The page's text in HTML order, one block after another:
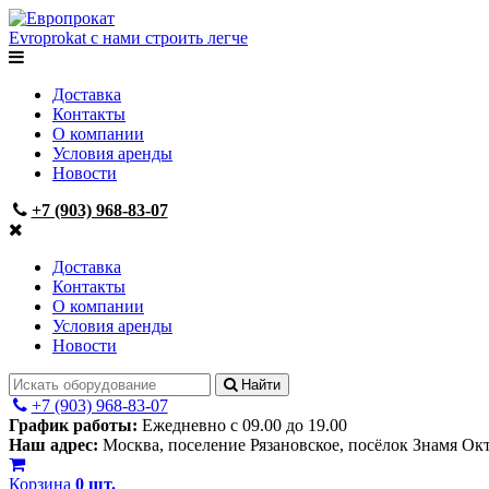
Evroprokat с нами строить легче
Доставка
Контакты
О компании
Условия аренды
Новости
+7 (903) 968-83-07
Доставка
Контакты
О компании
Условия аренды
Новости
Найти
+7 (903) 968-83-07
График работы: Ежедневно с 09.00 до 19.00
Наш адрес: Москва, поселение Рязановское, посёлок Знамя
Корзина 0 шт.